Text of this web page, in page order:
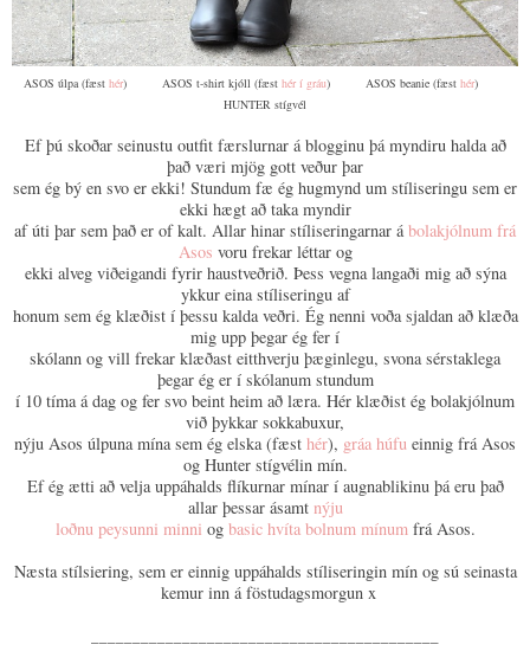
ASOS úlpa (fæst hér) ASOS t-shirt kjóll (fæst hér í gráu) ASOS beanie (fæst hér)
HUNTER stígvél
Ef þú skoðar seinustu outfit færslurnar á blogginu þá myndiru halda að
það væri mjög gott veður þar
sem ég bý en svo er ekki! Stundum fæ ég hugmynd um stíliseringu sem er
ekki hægt að taka myndir
af úti þar sem það er of kalt. Allar hinar stíliseringarnar á bolakjólnum frá
Asos voru frekar léttar og
ekki alveg viðeigandi fyrir haustveðrið. Þess vegna langaði mig að sýna
ykkur eina stíliseringu af
honum sem ég klæðist í þessu kalda veðri. Ég nenni voða sjaldan að klæða
mig upp þegar ég fer í
skólann og vill frekar klæðast eitthverju þæginlegu, svona sérstaklega
þegar ég er í skólanum stundum
í 10 tíma á dag og fer svo beint heim að læra. Hér klæðist ég bolakjólnum
við þykkar sokkabuxur,
nýju Asos úlpuna mína sem ég elska (fæst hér), gráa húfu einnig frá Asos
og Hunter stígvélin mín.
Ef ég ætti að velja uppáhalds flíkurnar mínar í augnablikinu þá eru það
allar þessar ásamt nýju
loðnu peysunni minni og basic hvíta bolnum mínum frá Asos.
Næsta stílsiering, sem er einnig uppáhalds stíliseringin mín og sú seinasta
kemur inn á föstudagsmorgun x